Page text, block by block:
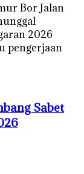
Bor Jalan
2026
pengerjaan
Sabet